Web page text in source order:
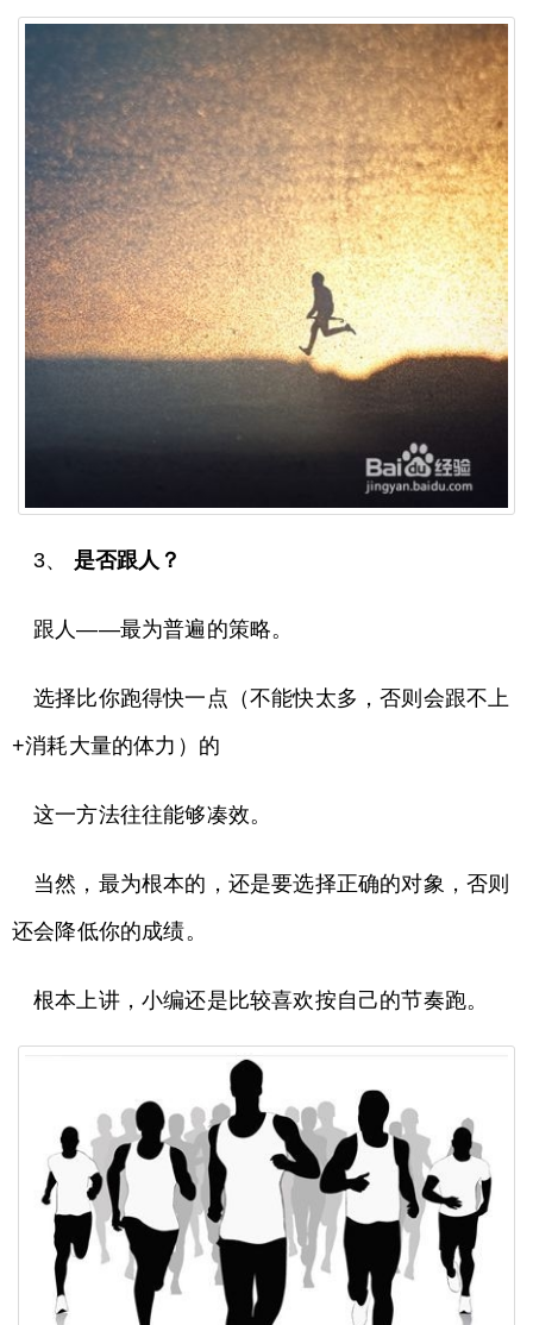
3、 是否跟人？
跟人——最为普遍的策略。
选择比你跑得快一点（不能快太多，否则会跟不上
+消耗大量的体力）的
这一方法往往能够凑效。
当然，最为根本的，还是要选择正确的对象，否则
还会降低你的成绩。
根本上讲，小编还是比较喜欢按自己的节奏跑。